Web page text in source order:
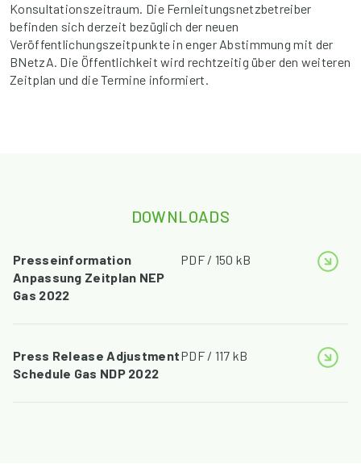
Konsultationszeitraum. Die Fernleitungsnetzbetreiber
befinden sich derzeit bezüglich der neuen
Veröffentlichungszeitpunkte in enger Abstimmung mit der
BNetzA. Die Öffentlichkeit wird rechtzeitig über den weiteren
Zeitplan und die Termine informiert.
DOWNLOADS
Presseinformation
Anpassung Zeitplan NEP
Gas 2022
PDF / 150 kB
Press Release Adjustment
Schedule Gas NDP 2022
PDF / 117 kB